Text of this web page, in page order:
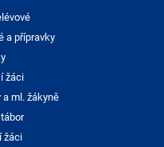
a přípravky
žáci
a ml. žákyně
žáci